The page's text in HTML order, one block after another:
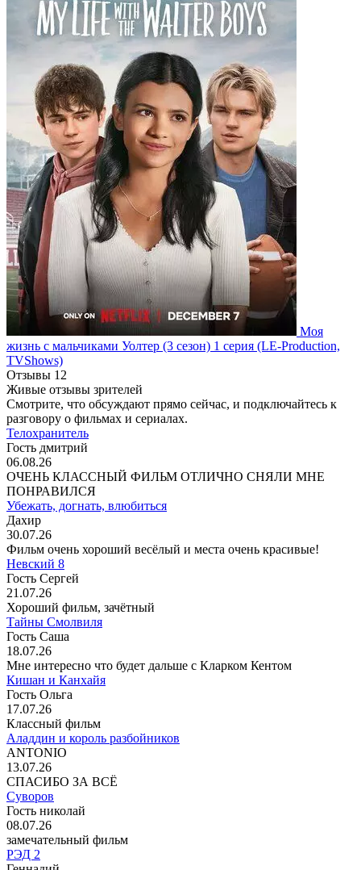
Моя
жизнь с мальчиками Уолтер (3 сезон) 1 серия (LE-Production,
TVShows)
Отзывы 12
Живые отзывы зрителей
Смотрите, что обсуждают прямо сейчас, и подключайтесь к
разговору о фильмах и сериалах.
Телохранитель
Гость дмитрий
06.08.26
ОЧЕНЬ КЛАССНЫЙ ФИЛЬМ ОТЛИЧНО СНЯЛИ МНЕ
ПОНРАВИЛСЯ
Убежать, догнать, влюбиться
Дахир
30.07.26
Фильм очень хороший весёлый и места очень красивые!
Невский 8
Гость Сергей
21.07.26
Хороший фильм, зачётный
Тайны Смолвиля
Гость Саша
18.07.26
Мне интересно что будет дальше с Кларком Кентом
Кишан и Канхайя
Гость Ольга
17.07.26
Классный фильм
Аладдин и король разбойников
ANTONIO
13.07.26
СПАСИБО ЗА ВСЁ
Суворов
Гость николай
08.07.26
замечательный фильм
РЭД 2